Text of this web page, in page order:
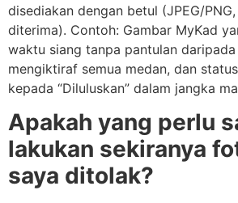
disediakan dengan betul (JPEG/
diterima). Contoh: Gambar MyKad
waktu siang tanpa pantulan
mengiktiraf semua medan, dan
kepada “Diluluskan” dalam jangka
Apakah yang perlu
lakukan sekiranya
saya ditolak?